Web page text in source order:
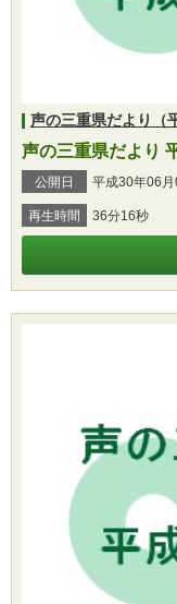
声の三重県だより（
声の三重県だより
公開日 平成30年06月
再生時間 36分16秒